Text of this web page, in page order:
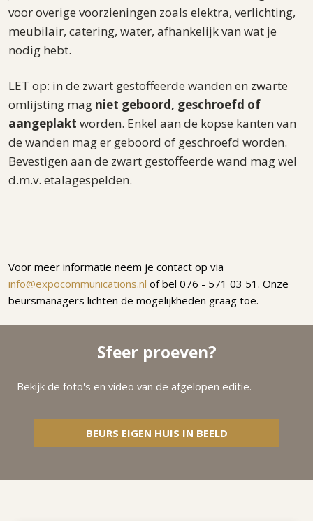
voor overige voorzieningen zoals elektra, verlichting,
meubilair, catering, water, afhankelijk van wat je
nodig hebt.
LET op: in de zwart gestoffeerde wanden en zwarte
omlijsting mag niet geboord, geschroefd of
aangeplakt worden. Enkel aan de kopse kanten van
de wanden mag er geboord of geschroefd worden.
Bevestigen aan de zwart gestoffeerde wand mag wel
d.m.v. etalagespelden.
Voor meer informatie neem je contact op via
info@expocommunications.nl of bel 076 - 571 03 51. Onze
beursmanagers lichten de mogelijkheden graag toe.
Sfeer proeven?
Bekijk de foto's en video van de afgelopen editie.
BEURS EIGEN HUIS IN BEELD